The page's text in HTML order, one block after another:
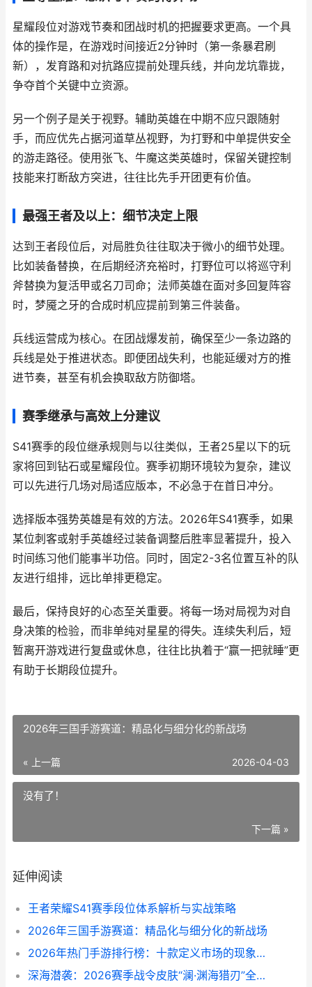
星耀段位对游戏节奏和团战时机的把握要求更高。一个具
体的操作是，在游戏时间接近2分钟时（第一条暴君刷
新），发育路和对抗路应提前处理兵线，并向龙坑靠拢，
争夺首个关键中立资源。
另一个例子是关于视野。辅助英雄在中期不应只跟随射
手，而应优先占据河道草丛视野，为打野和中单提供安全
的游走路径。使用张飞、牛魔这类英雄时，保留关键控制
技能来打断敌方突进，往往比先手开团更有价值。
最强王者及以上：细节决定上限
达到王者段位后，对局胜负往往取决于微小的细节处理。
比如装备替换，在后期经济充裕时，打野位可以将巡守利
斧替换为复活甲或名刀司命；法师英雄在面对多回复阵容
时，梦魇之牙的合成时机应提前到第三件装备。
兵线运营成为核心。在团战爆发前，确保至少一条边路的
兵线是处于推进状态。即便团战失利，也能延缓对方的推
进节奏，甚至有机会换取敌方防御塔。
赛季继承与高效上分建议
S41赛季的段位继承规则与以往类似，王者25星以下的玩
家将回到钻石或星耀段位。赛季初期环境较为复杂，建议
可以先进行几场对局适应版本，不必急于在首日冲分。
选择版本强势英雄是有效的方法。2026年S41赛季，如果
某位刺客或射手英雄经过装备调整后胜率显著提升，投入
时间练习他们能事半功倍。同时，固定2-3名位置互补的队
友进行组排，远比单排更稳定。
最后，保持良好的心态至关重要。将每一场对局视为对自
身决策的检验，而非单纯对星星的得失。连续失利后，短
暂离开游戏进行复盘或休息，往往比执着于“赢一把就睡”更
有助于长期段位提升。
2026年三国手游赛道：精品化与细分化的新战场
« 上一篇 2026-04-03
没有了！
下一篇 »
延伸阅读
王者荣耀S41赛季段位体系解析与实战策略
2026年三国手游赛道：精品化与细分化的新战场
2026年热门手游排行榜：十款定义市场的现象级作品
深海潜袭：2026赛季战令皮肤“澜·渊海猎刃”全解析